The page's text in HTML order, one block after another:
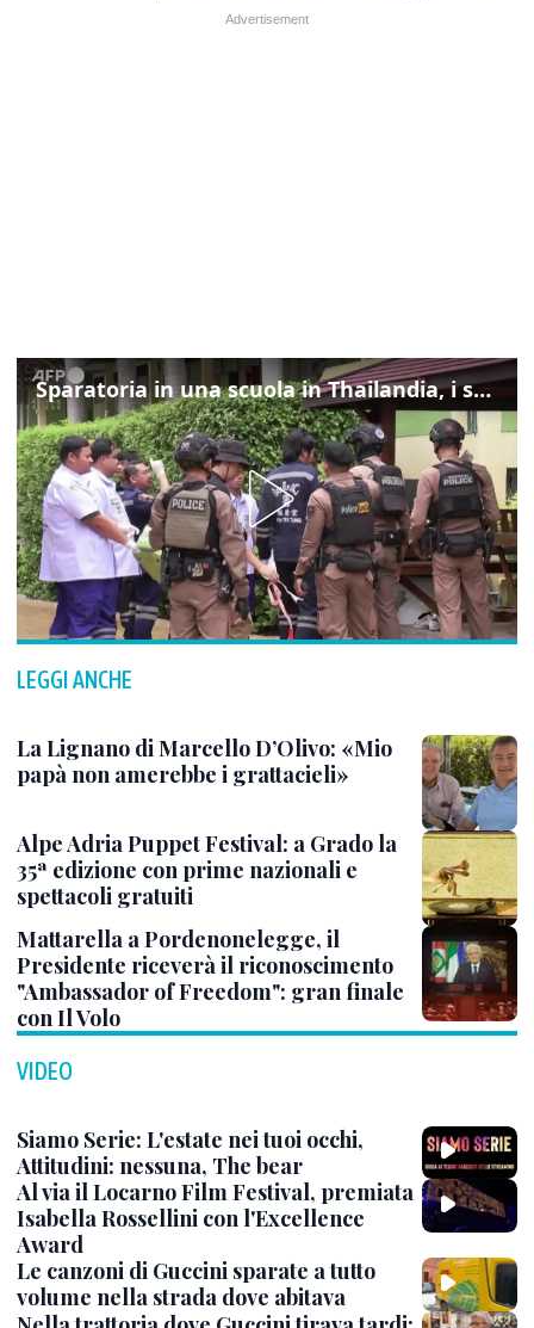
Sparatoria in una scuola in Thailandia, i soccorsi sul posto
LEGGI ANCHE
La Lignano di Marcello D’Olivo: «Mio
papà non amerebbe i grattacieli»
Alpe Adria Puppet Festival: a Grado la
35ª edizione con prime nazionali e
spettacoli gratuiti
Mattarella a Pordenonelegge, il
Presidente riceverà il riconoscimento
"Ambassador of Freedom": gran finale
con Il Volo
VIDEO
Siamo Serie: L'estate nei tuoi occhi,
Attitudini: nessuna, The bear
Al via il Locarno Film Festival, premiata
Isabella Rossellini con l'Excellence
Award
Le canzoni di Guccini sparate a tutto
volume nella strada dove abitava